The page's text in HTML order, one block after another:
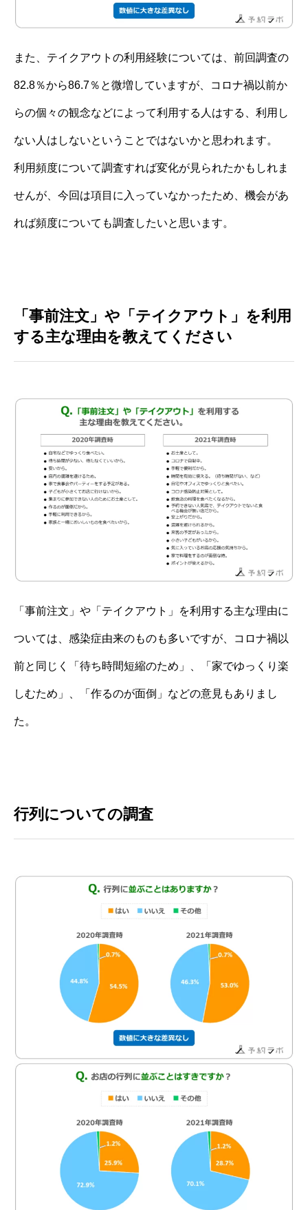
また、テイクアウトの利用経験については、前回調査の
82.8％から86.7％と微増していますが、コロナ禍以前か
らの個々の観念などによって利用する人はする、利用し
ない人はしないということではないかと思われます。
利用頻度について調査すれば変化が見られたかもしれま
せんが、今回は項目に入っていなかったため、機会があ
れば頻度についても調査したいと思います。
「事前注文」や「テイクアウト」を利用
する主な理由を教えてください
「事前注文」や「テイクアウト」を利用する主な理由に
ついては、感染症由来のものも多いですが、コロナ禍以
前と同じく「待ち時間短縮のため」、「家でゆっくり楽
しむため」、「作るのが面倒」などの意見もありまし
た。
行列についての調査